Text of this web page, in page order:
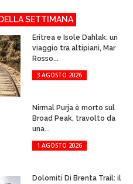
SETTIMANA
Eritrea e Isole Dahlak: un
viaggio tra altipiani, Mar
Rosso...
3 AGOSTO 2026
Nirmal Purja è morto sul
Broad Peak, travolto da
una...
1 AGOSTO 2026
Dolomiti Di Brenta Trail: il